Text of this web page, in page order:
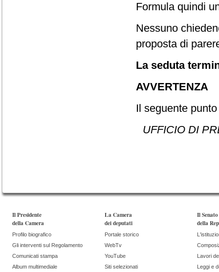
Formula quindi
Nessuno
proposta di
La seduta
AVVERTENZA
Il seguente
UFFICIO DI
Il Presidente
della Camera
Profilo biografico
Gli interventi sul Regolamento
Comunicati stampa
Album multimediale
La Camera
dei deputati
Portale storico
WebTv
YouTube
Siti selezionati
Il Senato
della
Lavori
Leggi e